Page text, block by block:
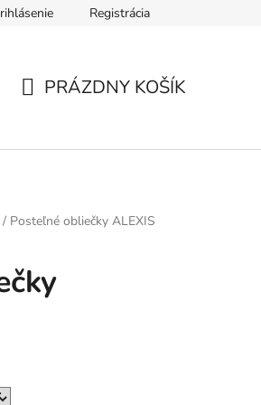
Registrácia
KOŠÍK
PRÁZDNY KOŠÍK
/ Posteľné obliečky ALEXIS